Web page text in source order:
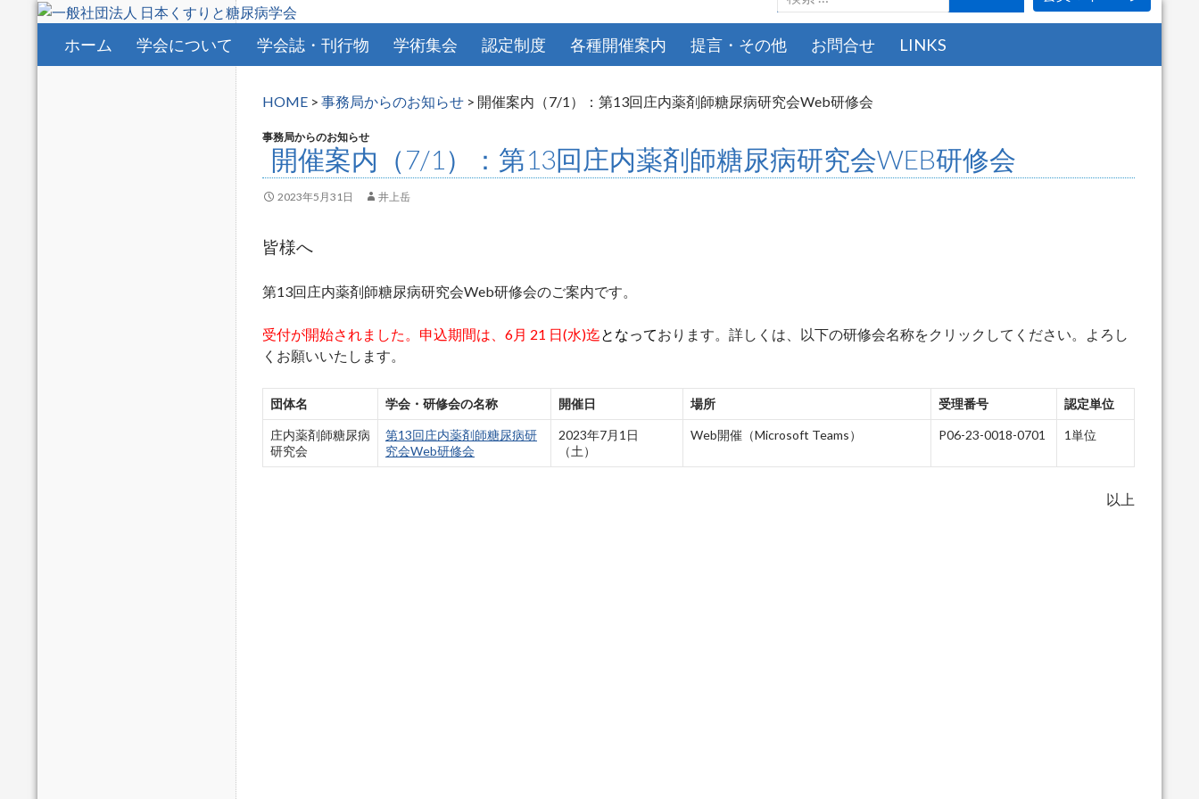
索:
コンテンツへスキップ
ホーム 学会について 学会誌・刊行物 学術集会 認定制度 各種開催案内 提言・その他 お問合せ LINKS
HOME > 事務局からのお知らせ > 開催案内（7/1）：第13回庄内薬剤師糖尿病研究会Web研修会
事務局からのお知らせ
開催案内（7/1）：第13回庄内薬剤師糖尿病研究会WEB研修会
2023年5月31日 井上岳
皆様へ
第13回庄内薬剤師糖尿病研究会Web研修会のご案内です。
受付が開始されました。申込期間は、6月 21 日(水)迄となっております。詳しくは、以下の研修会名称をクリックしてください。よろし
くお願いいたします。
団体名 学会・研修会の名称 開催日 場所 受理番号 認定単位
庄内薬剤師糖尿病
研究会
第13回庄内薬剤師糖尿病研
究会Web研修会
2023年7月1日
（土）
Web開催（Microsoft Teams） P06-23-0018-0701 1単位
以上